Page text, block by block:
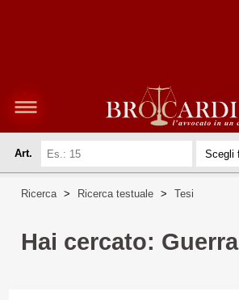
Art.
Ricerca > Ricerca testuale > Tesi
Hai cercato: Guerra